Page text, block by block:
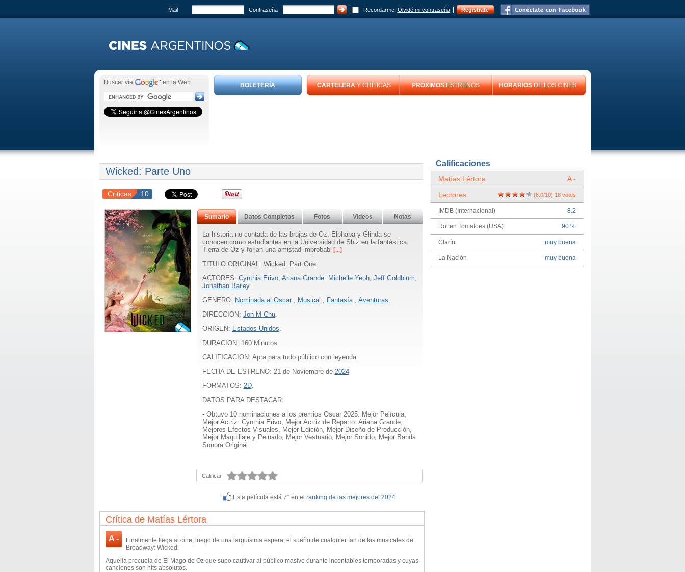
Mail Contraseña Recordarme Olvidé mi contraseña Registrate
Buscar vía en la Web BOLETERÍA CARTELERAY CRÍTICAS PRÓXIMOSESTRENOS HORARIOSDE LOS CINES
Wicked: Parte Uno
Criticas 10
Sumario Datos Completos Fotos Videos Notas
La historia no contada de las brujas de Oz. Elphaba y Glinda se
conocen como estudiantes en la Universidad de Shiz en la fantástica
Tierra de Oz y forjan una amistad improbabl [...]
TITULO ORIGINAL: Wicked: Part One
ACTORES: Cynthia Erivo, Ariana Grande. Michelle Yeoh, Jeff Goldblum,
Jonathan Bailey.
GENERO: Nominada al Oscar, Musical , Fantasía, Aventuras .
DIRECCION: Jon M Chu.
ORIGEN: Estados Unidos.
DURACION: 160Minutos
CALIFICACION: Apta para todo público con leyenda
FECHA DE ESTRENO: 21 de Noviembre de 2024
FORMATOS: 2D.
DATOS PARA DESTACAR:
- Obtuvo 10 nominaciones a los premios Oscar 2025: Mejor Película,
Mejor Actriz: Cynthia Erivo, Mejor Actriz de Reparto: Ariana Grande,
Mejores Efectos Visuales, Mejor Edición, Mejor Diseño de Producción,
Mejor Maquillaje y Peinado, Mejor Vestuario, Mejor Sonido, Mejor Banda
Sonora Original.
Calificar
Esta película está 7° en el ranking de las mejores del 2024
Crítica de Matías Lértora
A -
Finalmente llega al cine, luego de una larguísima espera, el sueño de cualquier fan de los musicales de
Broadway: Wicked.
Aquella precuela de El Mago de Oz que supo cautivar al público masivo durante incontables temporadas y cuyas
canciones son hits absolutos.
Calificaciones
Matías Lértora
A -
Lectores
(8.0/10) 18votos
IMDB (Internacional) 8.2
Rotten Tomatoes (USA) 90 %
Clarín muy buena
La Nación muy buena